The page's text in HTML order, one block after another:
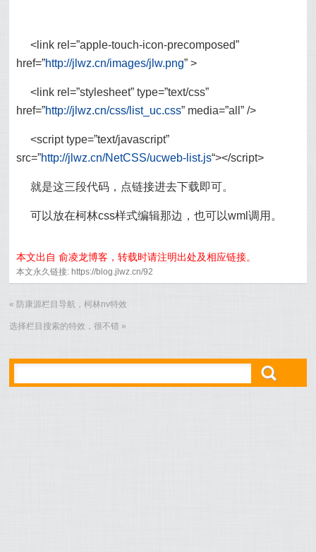
<link rel=”apple-touch-icon-precomposed”
href=”http://jlwz.cn/images/jlw.png” >
<link rel=”stylesheet” type=”text/css”
href=”http://jlwz.cn/css/list_uc.css” media=”all” />
<script type=”text/javascript”
src=”http://jlwz.cn/NetCSS/ucweb-list.js“></script>
就是这三段代码，点链接进去下载即可。
可以放在柯林css样式编辑那边，也可以wml调用。
本文出自 俞凌龙博客，转载时请注明出处及相应链接。
本文永久链接: https://blog.jlwz.cn/92
« 防康源栏目导航，柯林nv特效
选择栏目搜索的特效，很不错 »
ő